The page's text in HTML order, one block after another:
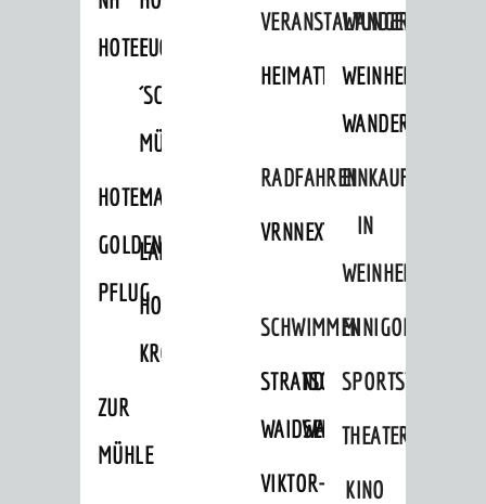
HOTELFUCHS
´SCHE
MÜHLE
HOTEL
GOLDENER
PFLUG
MARKTPLATZHOTEL
LAMMERSHOF
HOTEL
KRONE
ZUR
MÜHLE
VERANSTALTUNGEN
HEIMATTAGE
WANDERN
WEINHEIMER
WANDERWEGE
RADFAHREN
VRNNEXTBIKE
EINKAUFEN
IN
WEINHEIM
SCHWIMMEN
STRANDBAD
WAIDSEE
TSG
WALDSCHWIMMBAD
VIKTOR-
MINIGOLF
SPORTSTÄTTEN
THEATER
KINO